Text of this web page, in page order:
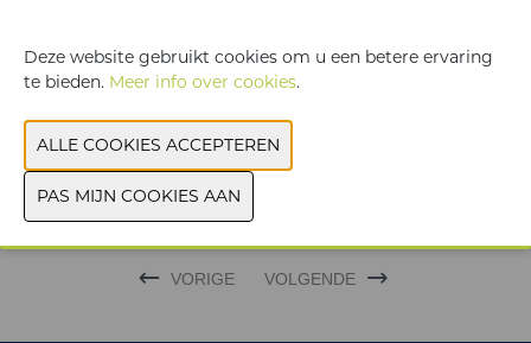
WEBSITE CATALOGUS
PRODUCTGROEP
JOBPLATFORM
VORIGE VOLGENDE
Deze website gebruikt cookies om u een betere ervaring
te bieden. Meer info over cookies.